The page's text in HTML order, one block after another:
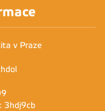
v Praze
3hdj9cb